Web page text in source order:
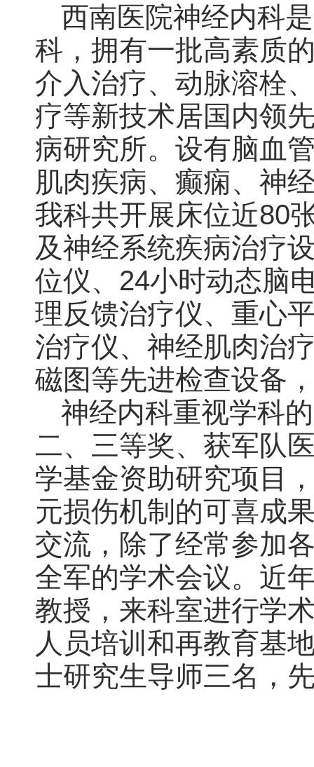
西南医院神经内科
科，拥有一批高素质
介入治疗、动脉溶栓
疗等新技术居国内领
病研究所。设有脑血
肌肉疾病、癫痫、神
我科共开展床位近80
及神经系统疾病治疗
位仪、24小时动态脑
理反馈治疗仪、重心
治疗仪、神经肌肉治
磁图等先进检查设备
神经内科重视学科
二、三等奖、获军队
学基金资助研究项目
元损伤机制的可喜成
交流，除了经常参加
全军的学术会议。近
教授，来科室进行学
人员培训和再教育基
士研究生导师三名，